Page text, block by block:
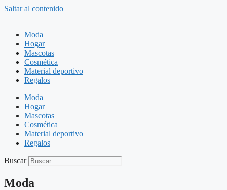
Saltar al contenido
Moda
Hogar
Mascotas
Cosmética
Material deportivo
Regalos
Moda
Hogar
Mascotas
Cosmética
Material deportivo
Regalos
Buscar
Moda